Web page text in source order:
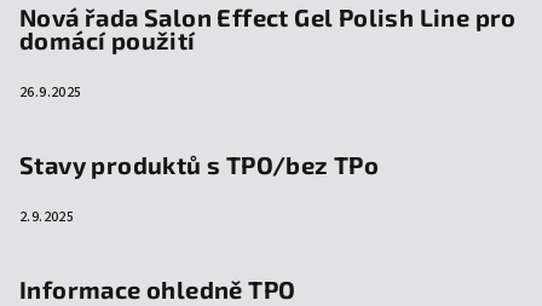
Nová řada Salon Effect Gel Polish Line pro
domácí použití
26.9.2025
Stavy produktů s TPO/bez TPo
2.9.2025
Informace ohledně TPO